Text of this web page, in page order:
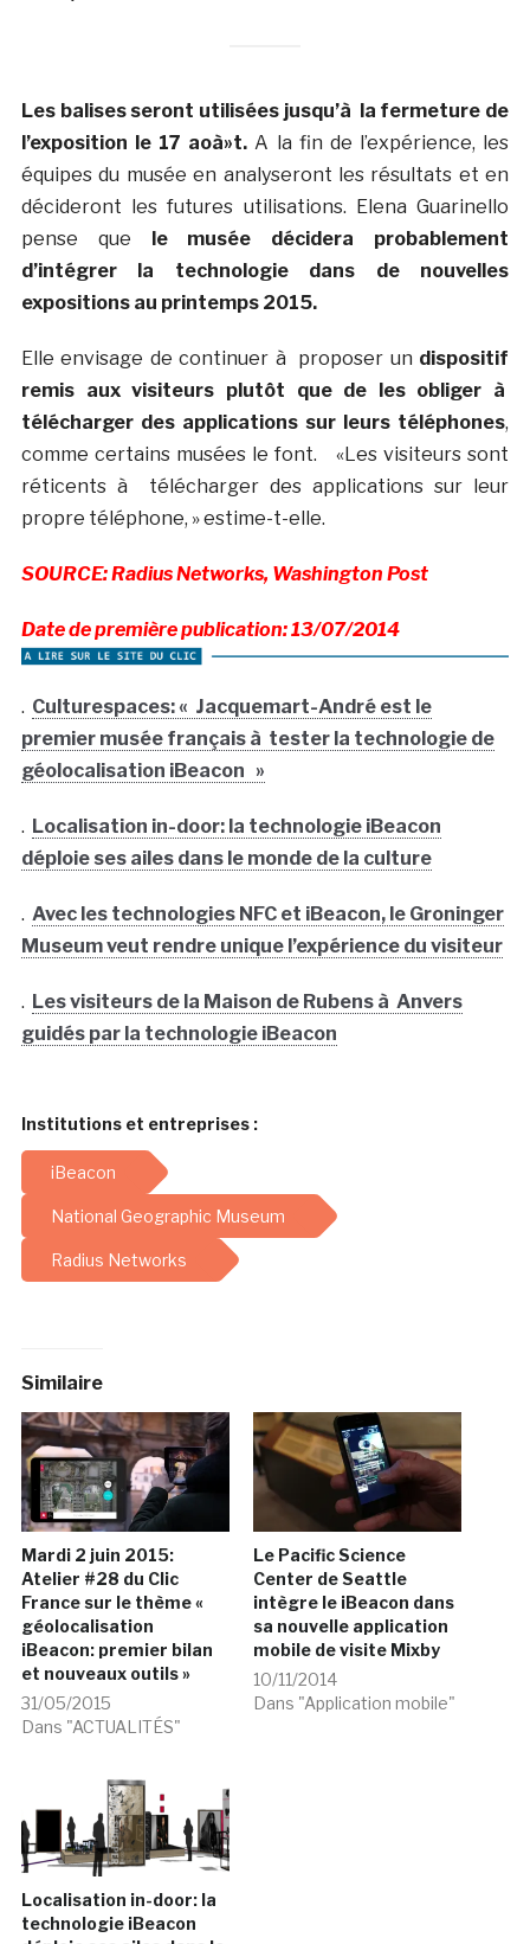
Les balises seront utilisées jusqu’à la fermeture de
l’exposition le 17 aoà»t. A la fin de l’expérience, les
équipes du musée en analyseront les résultats et en
décideront les futures utilisations. Elena Guarinello
pense que le musée décidera probablement
d’intégrer la technologie dans de nouvelles
expositions au printemps 2015.
Elle envisage de continuer à proposer un dispositif
remis aux visiteurs plutôt que de les obliger à
télécharger des applications sur leurs téléphones,
comme certains musées le font. «Les visiteurs sont
réticents à télécharger des applications sur leur
propre téléphone, » estime-t-elle.
SOURCE: Radius Networks, Washington Post
Date de première publication: 13/07/2014
. Culturespaces: « Jacquemart-André est le
premier musée français à tester la technologie de
géolocalisation iBeacon »
. Localisation in-door: la technologie iBeacon
déploie ses ailes dans le monde de la culture
. Avec les technologies NFC et iBeacon, le Groninger
Museum veut rendre unique l’expérience du visiteur
. Les visiteurs de la Maison de Rubens à Anvers
guidés par la technologie iBeacon
Institutions et entreprises :
iBeacon
National Geographic Museum
Radius Networks
Similaire
Mardi 2 juin 2015:
Atelier #28 du Clic
France sur le thème «
géolocalisation
iBeacon: premier bilan
et nouveaux outils »
31/05/2015
Dans "ACTUALITÉS"
Le Pacific Science
Center de Seattle
intègre le iBeacon dans
sa nouvelle application
mobile de visite Mixby
10/11/2014
Dans "Application mobile"
Localisation in-door: la
technologie iBeacon